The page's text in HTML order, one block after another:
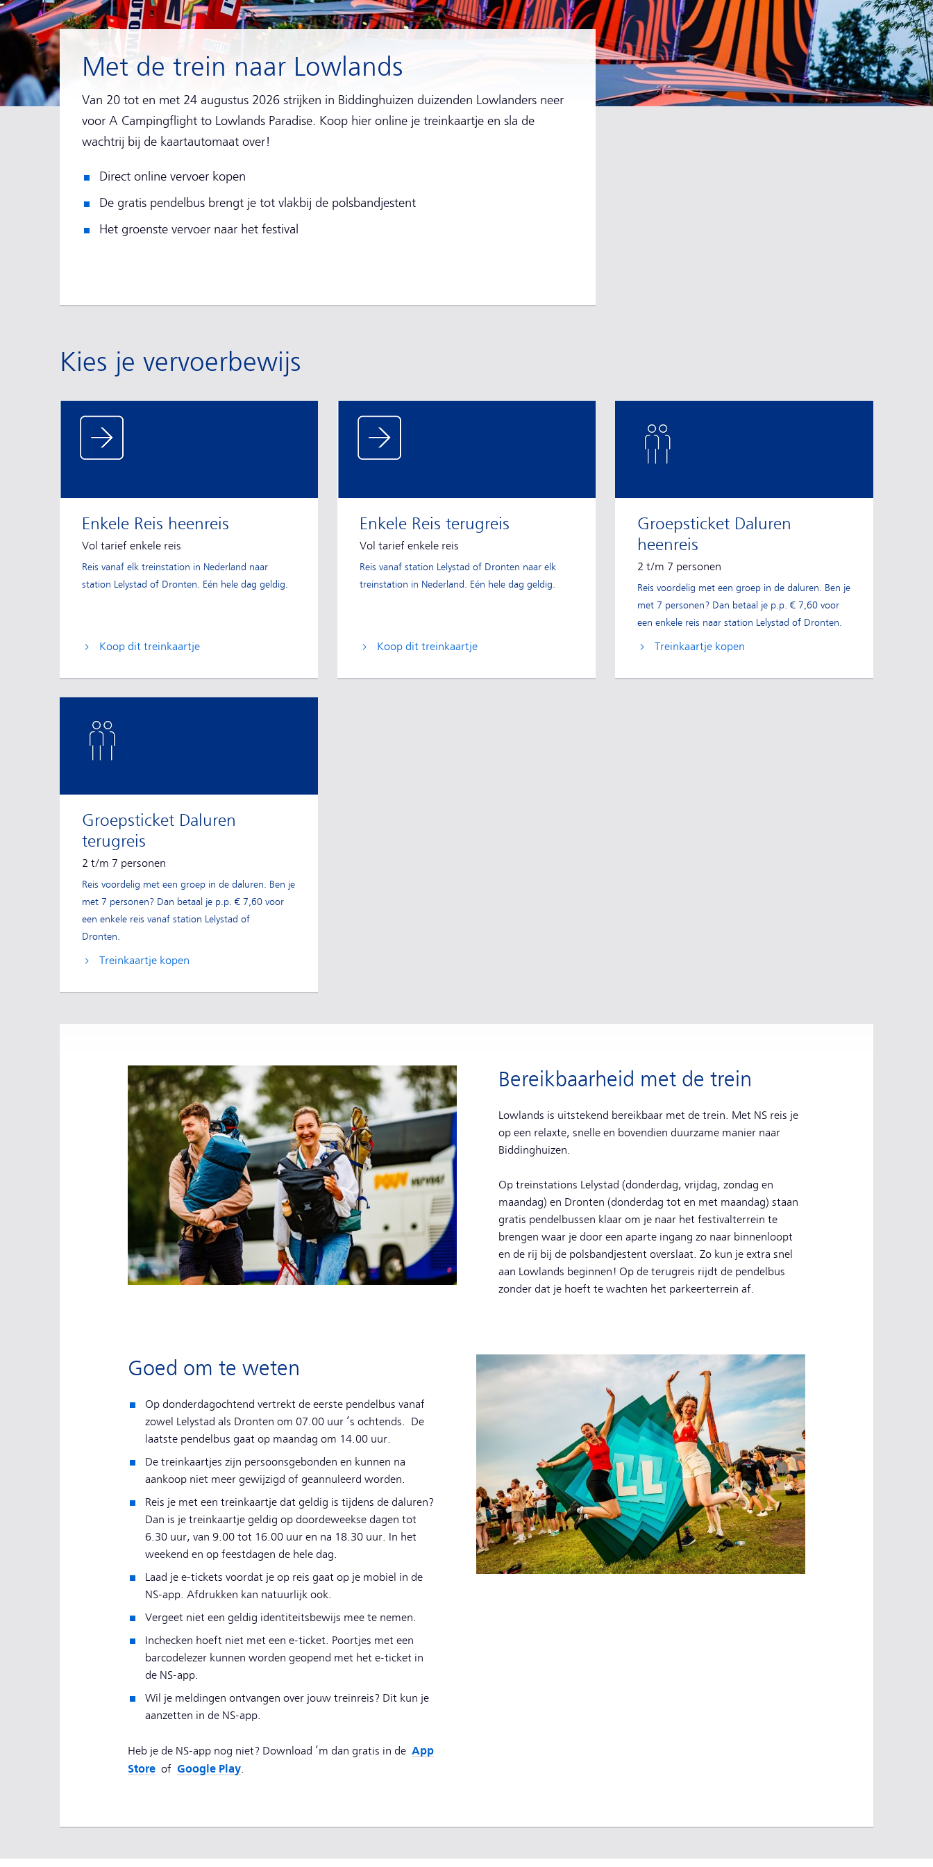
Met de trein naar Lowlands
Van 20 tot en met 24 augustus 2026 strijken in Biddinghuizen duizenden Lowlanders neer
voor A Campingflight to Lowlands Paradise. Koop hier online je treinkaartje en sla de
wachtrij bij de kaartautomaat over!
Direct online vervoer kopen
De gratis pendelbus brengt je tot vlakbij de polsbandjestent
Het groenste vervoer naar het festival
Kies je vervoerbewijs
Enkele Reis heenreis
Vol tarief enkele reis
Reis vanaf elk treinstation in Nederland naar
station Lelystad of Dronten. Eén hele dag geldig.
Koop dit treinkaartje
Enkele Reis terugreis
Vol tarief enkele reis
Reis vanaf station Lelystad of Dronten naar elk
treinstation in Nederland. Eén hele dag geldig.
Koop dit treinkaartje
Groepsticket Daluren
heenreis
2 t/m 7 personen
Reis voordelig met een groep in de daluren. Ben je
met 7 personen? Dan betaal je p.p. € 7,60 voor
een enkele reis naar station Lelystad of Dronten.
Treinkaartje kopen
Groepsticket Daluren
terugreis
2 t/m 7 personen
Reis voordelig met een groep in de daluren. Ben je
met 7 personen? Dan betaal je p.p. € 7,60 voor
een enkele reis vanaf station Lelystad of
Dronten.
Treinkaartje kopen
Bereikbaarheid met de trein
Lowlands is uitstekend bereikbaar met de trein. Met NS reis je
op een relaxte, snelle en bovendien duurzame manier naar
Biddinghuizen.
Op treinstations Lelystad (donderdag, vrijdag, zondag en
maandag) en Dronten (donderdag tot en met maandag) staan
gratis pendelbussen klaar om je naar het festivalterrein te
brengen waar je door een aparte ingang zo naar binnenloopt
en de rij bij de polsbandjestent overslaat. Zo kun je extra snel
aan Lowlands beginnen! Op de terugreis rijdt de pendelbus
zonder dat je hoeft te wachten het parkeerterrein af.
Goed om te weten
Op donderdagochtend vertrekt de eerste pendelbus vanaf
zowel Lelystad als Dronten om 07.00 uur ’s ochtends. De
laatste pendelbus gaat op maandag om 14.00 uur.
De treinkaartjes zijn persoonsgebonden en kunnen na
aankoop niet meer gewijzigd of geannuleerd worden.
Reis je met een treinkaartje dat geldig is tijdens de daluren?
Dan is je treinkaartje geldig op doordeweekse dagen tot
6.30 uur, van 9.00 tot 16.00 uur en na 18.30 uur. In het
weekend en op feestdagen de hele dag.
Laad je e-tickets voordat je op reis gaat op je mobiel in de
NS-app. Afdrukken kan natuurlijk ook.
Vergeet niet een geldig identiteitsbewijs mee te nemen.
Inchecken hoeft niet met een e-ticket. Poortjes met een
barcodelezer kunnen worden geopend met het e-ticket in
de NS-app.
Wil je meldingen ontvangen over jouw treinreis? Dit kun je
aanzetten in de NS-app.
Heb je de NS-app nog niet? Download ‘m dan gratis in de App
Storeof Google Play.